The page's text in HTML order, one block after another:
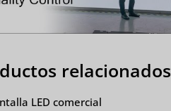
relacionados
LED comercial